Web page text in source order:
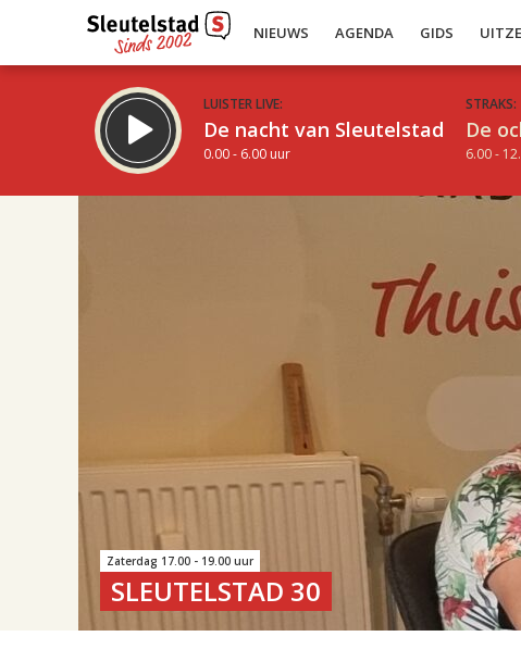
NIEUWS AGENDA GIDS
LUISTER LIVE:
De nacht van Sleutelstad
0.00 - 6.00 uur
STRAKS:
De
6.00 -
Zaterdag 17.00 - 19.00 uur
SLEUTELSTAD 30